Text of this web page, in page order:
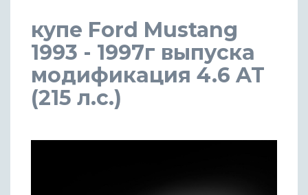
купе Ford Mustang
1993 - 1997г выпуска
модификация 4.6 AT
(215 л.с.)